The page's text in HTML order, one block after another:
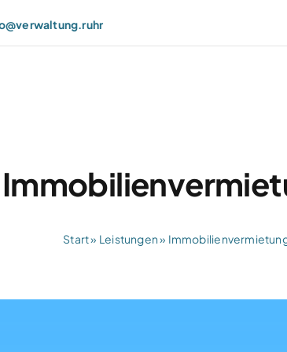
Start» Leistungen»